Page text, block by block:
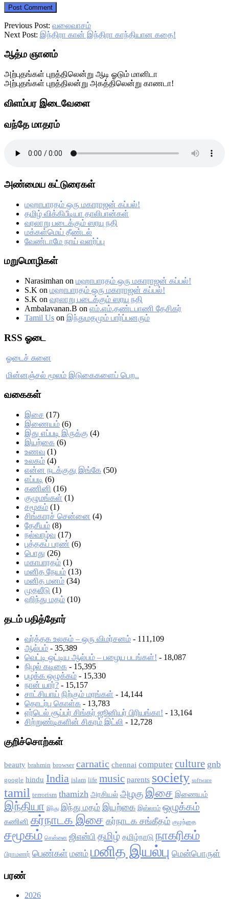
Previous Post: வலைவாசம்
Next Post: இந்திரா கான் இந்திரா காந்தியான கதை!
Primary
ஆத்ம ஞானம்
அற்புதங்கள் புறத்திலென்று ஆடி ஓடும் மானிடா
அற்புதங்கள் புறத்திலன்று அகத்திலென்று காணடா!
விளம்பர இடைவேளை
வந்தே மாதரம்
அண்மைய கட்டுரைகள்
மஹாபாரதம் ஒரு மகாராஜன் கப்பல்!
தமிழ் விக்கிபீடியா தாலிபான்கள்
வரலாறு படைக்கும் ஸரயு நதி
மக்கள்மெய் தீண்டல்
வேண்டாமே நாய் வளர்ப்பு
மறுமொழிகள்
Narasimhan on மஹாபாரதம் ஒரு மகாராஜன் கப்பல்!
S.K on மஹாபாரதம் ஒரு மகாராஜன் கப்பல்!
S.K on வரலாறு படைக்கும் ஸரயு நதி
Ambalavanan.B on எம்.எம்.தண்டபாணி தேசிகர்
Tamil Us on இந்துமதமும் பார்ப்பனரும்
RSS ஓடை
ஓடைச் சுனை
மின்னஞ்சல் மூலம் இடுகைகளைப் பெற..
வகைகள்
இசை (17)
இணையம் (6)
இது எப்படி இருக்கு (4)
இயற்கை (6)
உணவு (1)
உலகம் (4)
என்ன நடக்குது இங்கே (50)
எப்படி (6)
கணினி (16)
குழுமங்கள் (1)
சமூகம் (1)
சிங்காரச் சென்னை (4)
தேசீயம் (8)
நல்வாழ்வு (17)
புத்தகப் பரண் (6)
பொது (26)
மகாபாரதம் (1)
மனித நேயம் (13)
மனித மனம் (34)
முதலீடு (1)
ஹிந்து மதம் (10)
தடம் பதித்தோர்
வர்த்தக உலகம் – ஒரு விமர்சனம் - 111,109
ஆல்பம் - 35,389
வெட்டி ஒட்டிய ஆல்பம் – பழைய படங்கள்! - 18,087
நிழல் கடிகை - 15,395
பழக்க ஒழுக்கம் - 15,330
நான் யார்? - 15,157
சாட்சியாய் நிற்கும் மரங்கள் - 14,144
தொடர்பு கொள்க - 13,783
ஏர்டெல் சூப்பர் சிங்கர் ஜூனியர் பிரியங்கா! - 13,164
சிற்றுண்டிகளின் சிகரம் இட்லி - 12,728
குறிச்சொற்கள்
beauty brahmin browser carnatic chennai computer culture gnb
google hindu India islam life music parents society software
tamil terrorism thamizh அரசியல் அழகு இசை இணையம்
இந்தியா இந்து இந்து மதம் இயற்கை இஸ்லாம் ஒழுக்கம்
கணினி கர்நாடக இசை கர்நாடக சங்கீதம் குழந்தை
சமூகம் சென்னை ஜிஎன்பி தமிழ் தமிழ்நாடு நாகரிகம்
பிராமணர் பெண்கள் மனம் மனித இயல்பு மென்பொருள்
பரண்
2026